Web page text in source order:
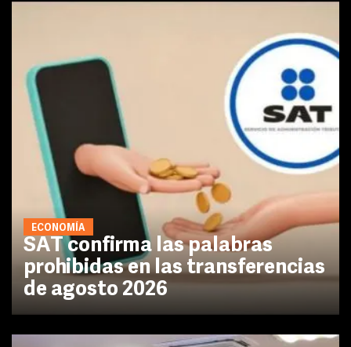
ECONOMÍA
SAT confirma las palabras
prohibidas en las transferencias
de agosto 2026